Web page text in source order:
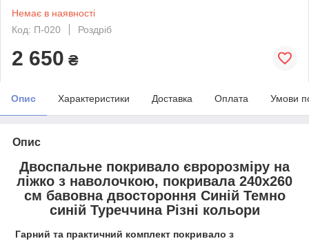
Немає в наявності
Код: П-020
Роздріб
2 650 ₴
Опис Характеристики Доставка Оплата Умови
Опис
Двоспальне покривало євророзміру на
ліжко з наволочкою, покривала 240х260
см бавовна двостороння Синій Темно
синій Туреччина Різні кольори
Гарний та практичний комплект покривало з